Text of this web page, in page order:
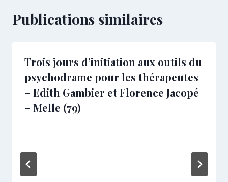
Publications similaires
Trois jours d’initiation aux outils du
psychodrame pour les thérapeutes
– Edith Gambier et Florence Jacopé
– Melle (79)